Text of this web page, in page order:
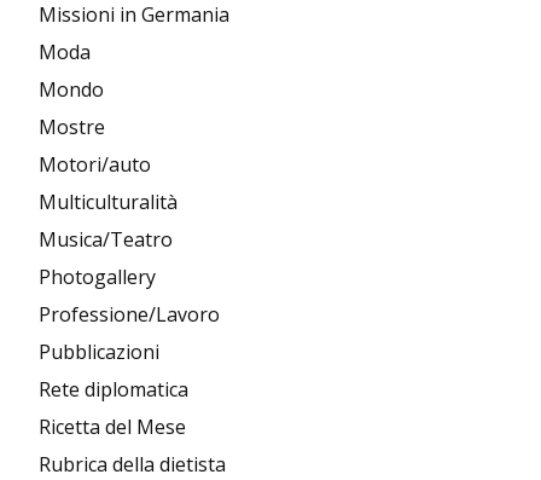
Missioni in Germania
Moda
Mondo
Mostre
Motori/auto
Multiculturalità
Musica/Teatro
Photogallery
Professione/Lavoro
Pubblicazioni
Rete diplomatica
Ricetta del Mese
Rubrica della dietista